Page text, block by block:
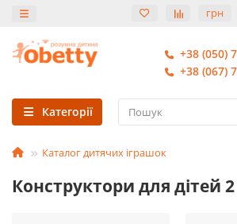
грн
+38 (050)
+38 (067)
Категорії
Каталог дитячих іграшок
Конструктори для дітей 2